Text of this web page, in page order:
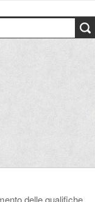
delle qualifiche